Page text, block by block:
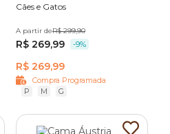
Cães e Gatos
A partir deR$ 299,90
R$ 269,99 -9%
R$ 269,99
Compra Programada
P
M G